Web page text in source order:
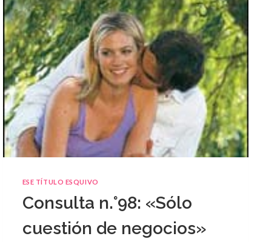
ESE TÍTULO ESQUIVO
Consulta n.°98: «Sólo
cuestión de negocios»